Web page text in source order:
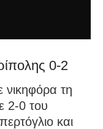
0-2
νικηφόρα τη
2-0 του
και